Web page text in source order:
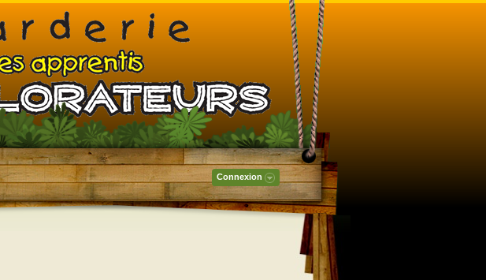
Connexion